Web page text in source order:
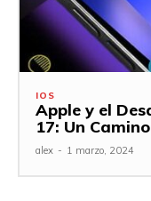
IOS
Apple y el
17: Un
alex - 1 marzo, 2024